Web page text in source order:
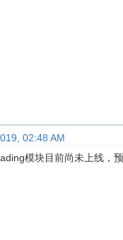
02:48 AM
模块目前尚未上线，